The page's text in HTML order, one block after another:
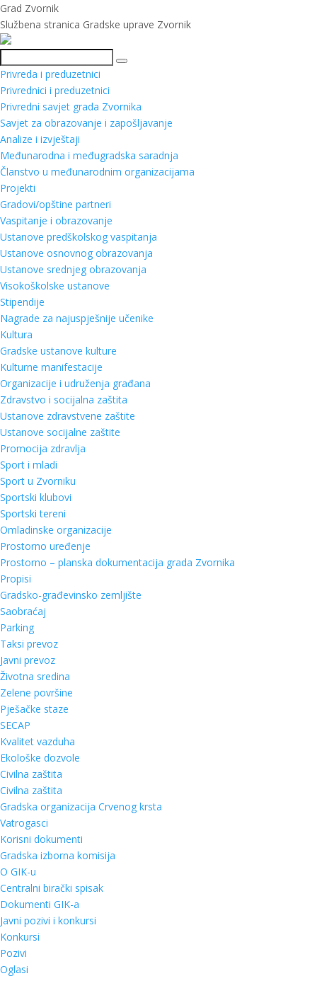
Grad Zvornik
Službena stranica Gradske uprave Zvornik
Pretraga
Privreda i preduzetnici
Privrednici i preduzetnici
Privredni savjet grada Zvornika
Savjet za obrazovanje i zapošljavanje
Analize i izvještaji
Međunarodna i međugradska saradnja
Članstvo u međunarodnim organizacijama
Projekti
Gradovi/opštine partneri
Vaspitanje i obrazovanje
Ustanove predškolskog vaspitanja
Ustanove osnovnog obrazovanja
Ustanove srednjeg obrazovanja
Visokoškolske ustanove
Stipendije
Nagrade za najuspješnije učenike
Kultura
Gradske ustanove kulture
Kulturne manifestacije
Organizacije i udruženja građana
Zdravstvo i socijalna zaštita
Ustanove zdravstvene zaštite
Ustanove socijalne zaštite
Promocija zdravlja
Sport i mladi
Sport u Zvorniku
Sportski klubovi
Sportski tereni
Omladinske organizacije
Prostorno uređenje
Prostorno – planska dokumentacija grada Zvornika
Propisi
Gradsko-građevinsko zemljište
Saobraćaj
Parking
Taksi prevoz
Javni prevoz
Životna sredina
Zelene površine
Pješačke staze
SECAP
Kvalitet vazduha
Ekološke dozvole
Civilna zaštita
Civilna zaštita
Gradska organizacija Crvenog krsta
Vatrogasci
Korisni dokumenti
Gradska izborna komisija
O GIK-u
Centralni birački spisak
Dokumenti GIK-a
Javni pozivi i konkursi
Konkursi
Pozivi
Oglasi